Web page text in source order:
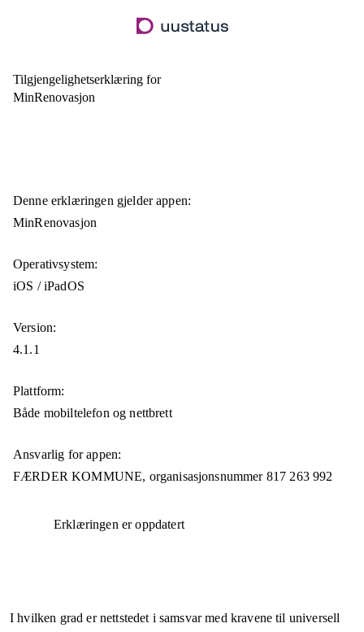
til
Tilgjengelighetserklæring for
MinRenovasjon
Denne erklæringen gjelder appen:
MinRenovasjon
Operativsystem:
iOS / iPadOS
Version:
4.1.1
Plattform:
Både mobiltelefon og nettbrett
Ansvarlig for appen:
FÆRDER KOMMUNE, organisasjonsnummer 817 263 992
Erklæringen er oppdatert
I hvilken grad er nettstedet i samsvar med kravene til universell